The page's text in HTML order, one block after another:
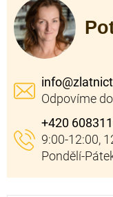
info@
+420